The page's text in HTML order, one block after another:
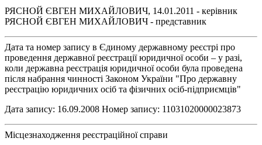
РЯСНОЙ ЄВГЕН МИХАЙЛОВИЧ, 14.01.2011 - керівник
РЯСНОЙ ЄВГЕН МИХАЙЛОВИЧ - представник
Дата та номер запису в Єдиному державному реєстрі про
проведення державної реєстрації юридичної особи – у разі,
коли державна реєстрація юридичної особи була проведена
після набрання чинності Законом України "Про державну
реєстрацію юридичних осіб та фізичних осіб-підприємців"
Дата запису: 16.09.2008 Номер запису: 11031020000023873
Місцезнаходження реєстраційної справи